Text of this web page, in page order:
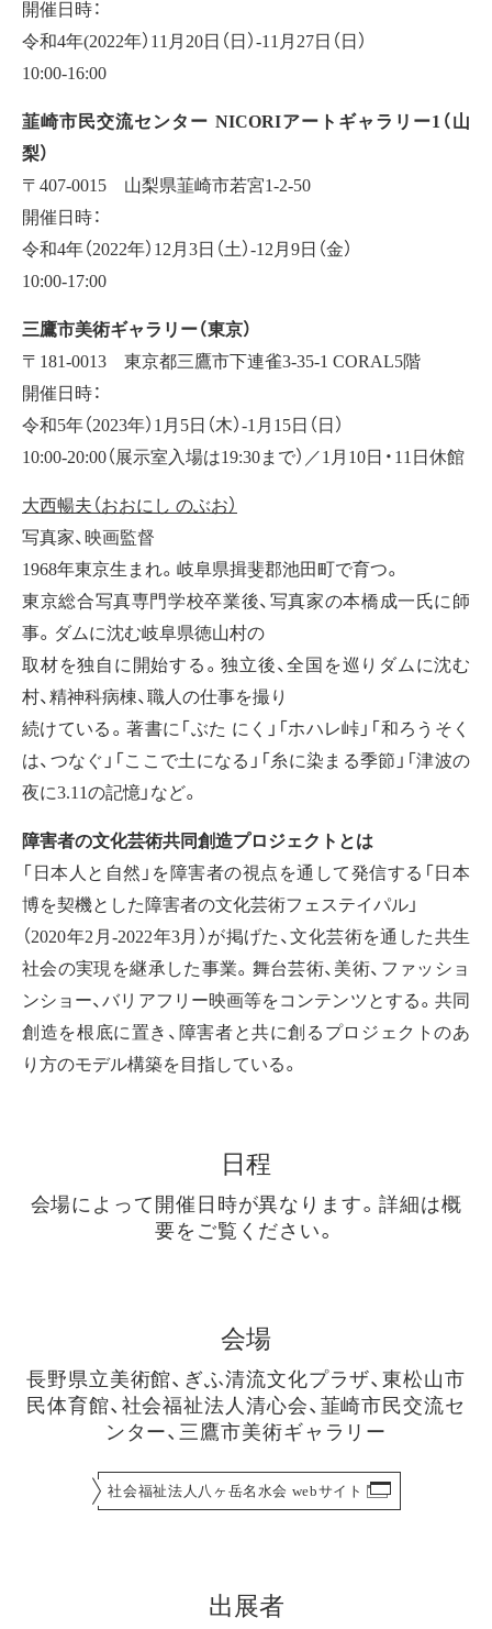
開催日時：
令和4年(2022年）11月20日（日）-11月27日（日）
10:00-16:00
韮崎市民交流センター NICORIアートギャラリー1（山
梨）
〒407-0015 山梨県韮崎市若宮1-2-50
開催日時：
令和4年（2022年）12月3日（土）-12月9日（金）
10:00-17:00
三鷹市美術ギャラリー（東京）
〒181-0013 東京都三鷹市下連雀3-35-1 CORAL5階
開催日時：
令和5年（2023年）1月5日（木）-1月15日（日）
10:00-20:00（展示室入場は19:30まで）／1月10日・11日休館
大西暢夫（おおにし のぶお）
写真家、映画監督
1968年東京生まれ。岐阜県揖斐郡池田町で育つ。
東京総合写真専門学校卒業後、写真家の本橋成一氏に師
事。ダムに沈む岐阜県徳山村の
取材を独自に開始する。独立後、全国を巡りダムに沈む
村、精神科病棟、職人の仕事を撮り
続けている。著書に「ぶた にく」「ホハレ峠」「和ろうそく
は、つなぐ」「ここで土になる」「糸に染まる季節」「津波の
夜に3.11の記憶」など。
障害者の文化芸術共同創造プロジェクトとは
「日本人と自然」を障害者の視点を通して発信する「日本
博を契機とした障害者の文化芸術フェステイパル」
（2020年2月-2022年3月）が掲げた、文化芸術を通した共生
社会の実現を継承した事業。舞台芸術、美術、ファッショ
ンショー、バリアフリー映画等をコンテンツとする。共同
創造を根底に置き、障害者と共に創るプロジェクトのあ
り方のモデル構築を目指している。
日程
会場によって開催日時が異なります。詳細は概
要をご覧ください。
会場
長野県立美術館、ぎふ清流文化プラザ、東松山市
民体育館、社会福祉法人清心会、韮崎市民交流セ
ンター、三鷹市美術ギャラリー
社会福祉法人八ヶ岳名水会 webサイト
出展者